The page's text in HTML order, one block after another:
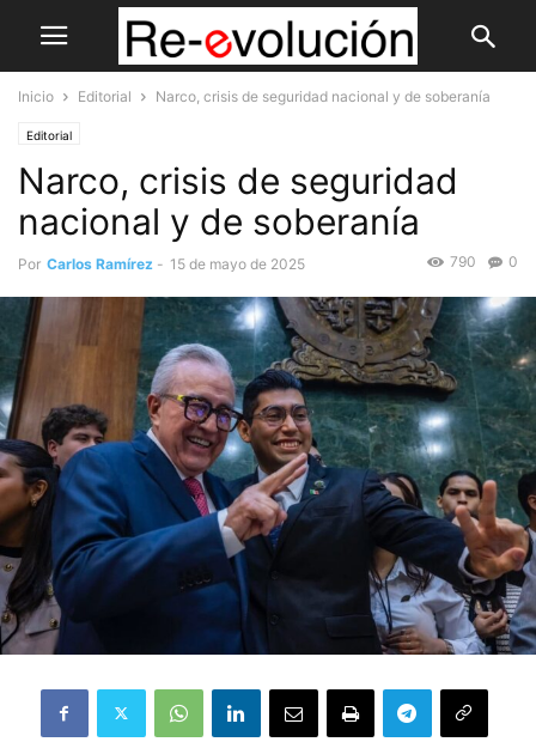
Inicio Editorial Narco, crisis de seguridad nacional y de soberanía
Editorial
Narco, crisis de seguridad
nacional y de soberanía
Por Carlos Ramírez - 15 de mayo de 2025 0
790